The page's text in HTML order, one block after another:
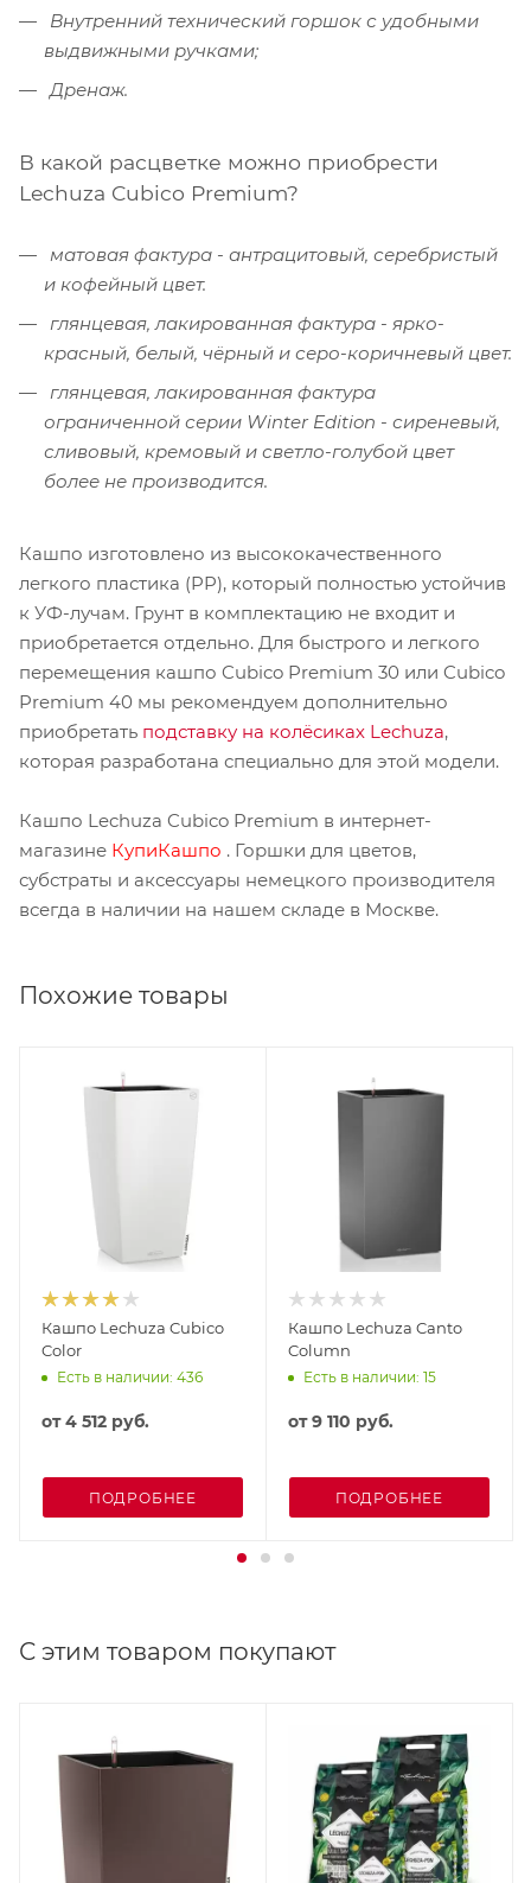
Внутренний технический горшок с удобными
выдвижными ручками;
Дренаж.
В какой расцветке можно приобрести
Lechuza Cubico Premium?
матовая фактура - антрацитовый, серебристый
и кофейный цвет.
глянцевая, лакированная фактура - ярко-
красный, белый, чёрный и серо-коричневый цвет.
глянцевая, лакированная фактура
ограниченной серии Winter Edition - сиреневый,
сливовый, кремовый и светло-голубой цвет
более не производится.
Кашпо изготовлено из высококачественного
легкого пластика (PP), который полностью устойчив
к УФ-лучам. Грунт в комплектацию не входит и
приобретается отдельно. Для быстрого и легкого
перемещения кашпо Cubico Premium 30 или Cubico
Premium 40 мы рекомендуем дополнительно
приобретать подставку на колёсиках Lechuza,
которая разработана специально для этой модели.
Кашпо Lechuza Cubico Premium в интернет-
магазине КупиКашпо . Горшки для цветов,
субстраты и аксессуары немецкого производителя
всегда в наличии на нашем складе в Москве.
Похожие товары
Кашпо Lechuza Cubico
Color
Есть в наличии: 436
от4 512 руб.
ПОДРОБНЕЕ
Кашпо Lechuza Canto
Column
Есть в наличии: 15
от9 110 руб.
ПОДРОБНЕЕ
С этим товаром покупают